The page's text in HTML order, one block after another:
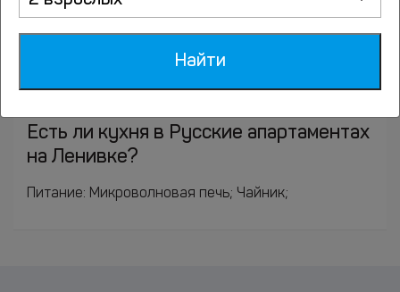
Домодедово (41.3 км). Ближайшие станции метро:
Библиотека имени Ленина (470 м).
Есть ли кухня в Русские апартаментах
на Ленивке?
Питание: Микроволновая печь; Чайник;
Найти